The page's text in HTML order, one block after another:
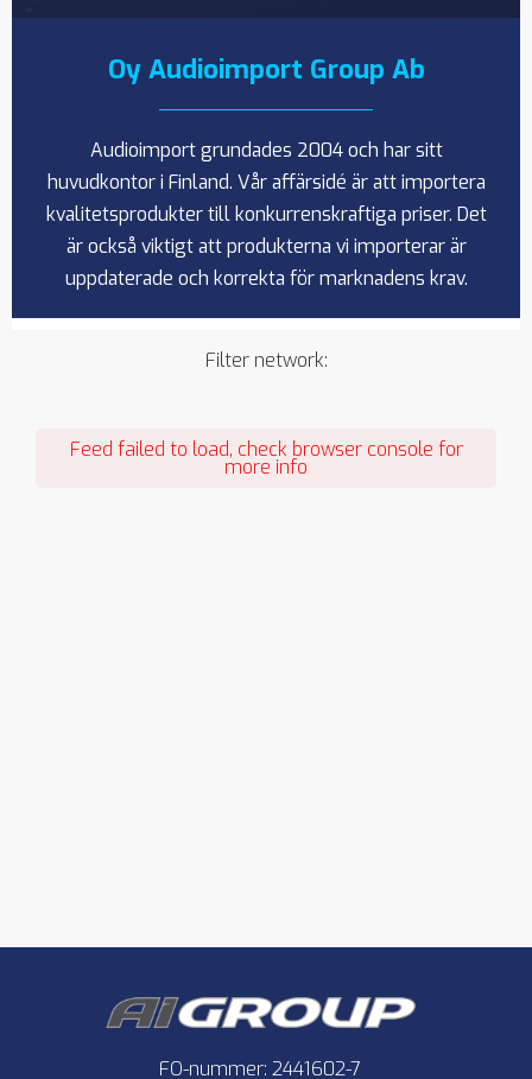
Oy Audioimport Group Ab
Audioimport grundades 2004 och har sitt
huvudkontor i Finland. Vår affärsidé är att importera
kvalitetsprodukter till konkurrenskraftiga priser. Det
är också viktigt att produkterna vi importerar är
uppdaterade och korrekta för marknadens krav.
Filter network:
Feed failed to load, check browser console for
more info
FO-nummer: 2441602-7